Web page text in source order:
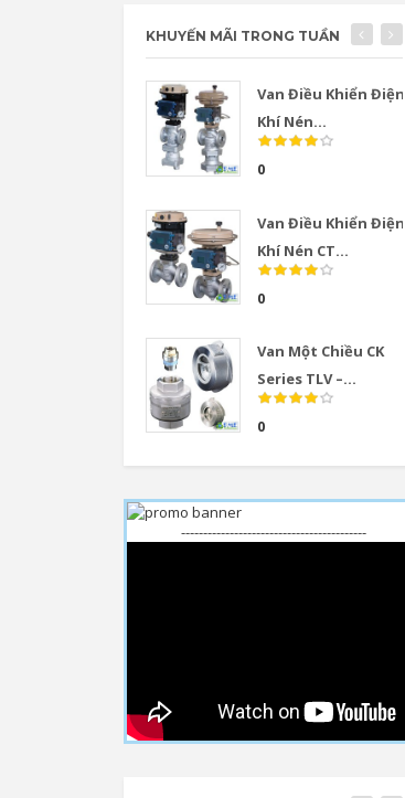
KHUYẾN MÃI TRONG TUẦN
Van Điều Khiển Điện
Khí Nén...
0
Van Điều Khiển Điện
Khí Nén CT...
0
Van Một Chiều CK
Series TLV –...
0
------------------------------------------